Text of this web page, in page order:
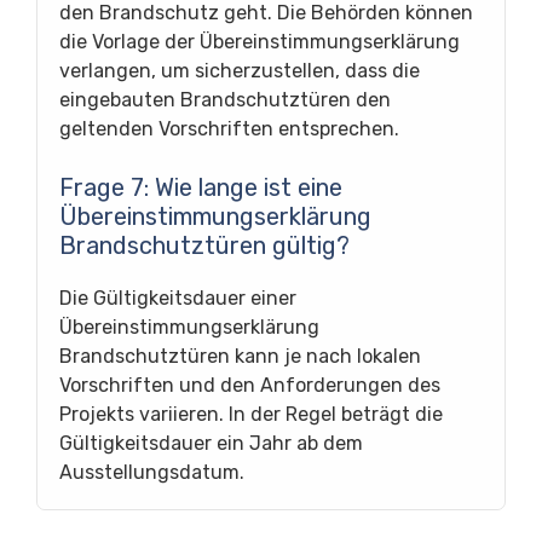
den Brandschutz geht. Die Behörden können
die Vorlage der Übereinstimmungserklärung
verlangen, um sicherzustellen, dass die
eingebauten Brandschutztüren den
geltenden Vorschriften entsprechen.
Frage 7: Wie lange ist eine
Übereinstimmungserklärung
Brandschutztüren gültig?
Die Gültigkeitsdauer einer
Übereinstimmungserklärung
Brandschutztüren kann je nach lokalen
Vorschriften und den Anforderungen des
Projekts variieren. In der Regel beträgt die
Gültigkeitsdauer ein Jahr ab dem
Ausstellungsdatum.